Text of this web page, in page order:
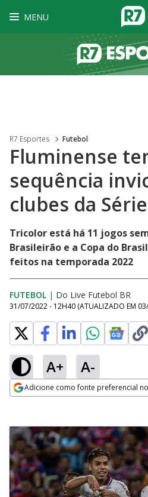
MENU
R7 Esportes Futebol
Fluminense
sequência
clubes da
Tricolor está há 11 jogos
Brasileirão e a Copa do
feitos na temporada 2022
FUTEBOL | Do Live Futebol BR
31/07/2022 - 12H40 (ATUALIZADO EM
A+ A-
Adicione como fonte preferencial